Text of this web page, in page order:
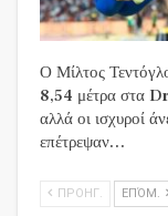
Ο Μίλτος
8,54 μέτρα στα
αλλά οι ισχυροί
επέτρεψαν…
ΠΡΟΗΓ. ΕΠΌΜ.